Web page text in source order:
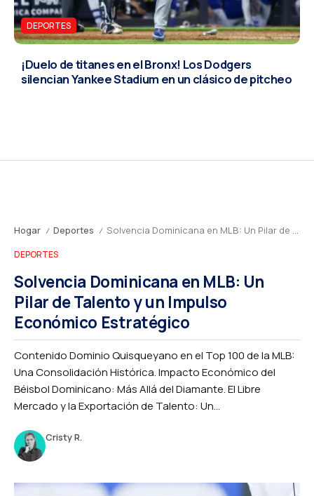
DEPORTES
¡Duelo de titanes en el Bronx! Los Dodgers
silencian Yankee Stadium en un clásico de pitcheo
Hogar / Deportes / Solvencia Dominicana en MLB: Un Pilar de Talento y un Impulso Económico Estratégico
DEPORTES
Solvencia Dominicana en MLB: Un
Pilar de Talento y un Impulso
Económico Estratégico
Contenido Dominio Quisqueyano en el Top 100 de la MLB:
Una Consolidación Histórica. Impacto Económico del
Béisbol Dominicano: Más Allá del Diamante. El Libre
Mercado y la Exportación de Talento: Un...
Cristy R.